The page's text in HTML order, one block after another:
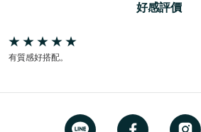
好感評價
有質感好搭配。